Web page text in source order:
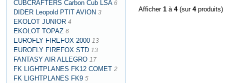
CUBCRAFTERS Carbon Cub LSA 6
DIDER Leopold PTIT AVION 3
EKOLOT JUNIOR 4
EKOLOT TOPAZ 6
EUROFLY FIREFOX 2000 13
EUROFLY FIREFOX STD 13
FANTASY AIR ALLEGRO 17
FK LIGHTPLANES FK12 COMET 2
FK LIGHTPLANES FK9 5
Afficher 1à 4(sur 4produits)